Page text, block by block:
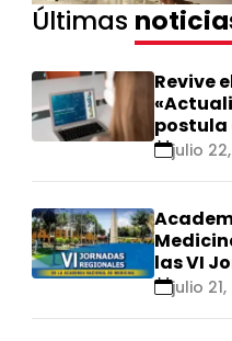
Últimas
Revive
postula
julio
las VI
sejulio